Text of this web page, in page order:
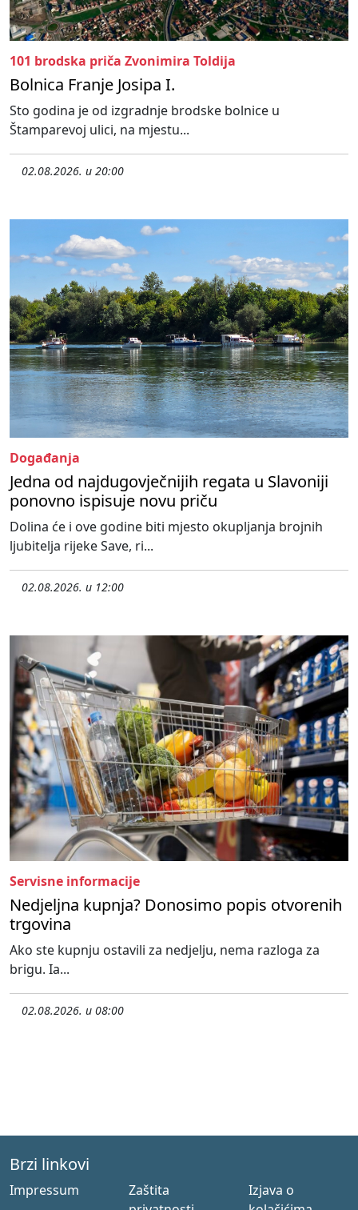
101 brodska priča Zvonimira Toldija
Bolnica Franje Josipa I.
Sto godina je od izgradnje brodske bolnice u
Štamparevoj ulici, na mjestu...
02.08.2026. u 20:00
Događanja
Jedna od najdugovječnijih regata u Slavoniji
ponovno ispisuje novu priču
Dolina će i ove godine biti mjesto okupljanja brojnih
ljubitelja rijeke Save, ri...
02.08.2026. u 12:00
Servisne informacije
Nedjeljna kupnja? Donosimo popis otvorenih
trgovina
Ako ste kupnju ostavili za nedjelju, nema razloga za
brigu. Ia...
02.08.2026. u 08:00
Brzi linkovi
Impressum
Zaštita
Izjava o